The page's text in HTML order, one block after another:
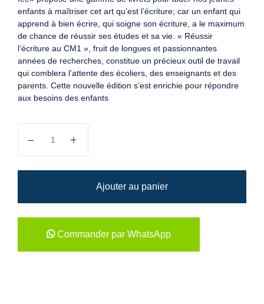
enfants à maîtriser cet art qu’est l’écriture; car un enfant qui
apprend à bien écrire, qui soigne son écriture, a le maximum
de chance de réussir ses études et sa vie. « Réussir
l’écriture au CM1 », fruit de longues et passionnantes
années de recherches, constitue un précieux outil de travail
qui comblera l’attente des écoliers, des enseignants et des
parents. Cette nouvelle édition s’est enrichie pour répondre
aux besoins des enfants
Ajouter au panier
Commander par WhatsApp